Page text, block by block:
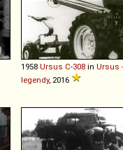
1958 Ursus C-308 in Ursus
legendy, 2016